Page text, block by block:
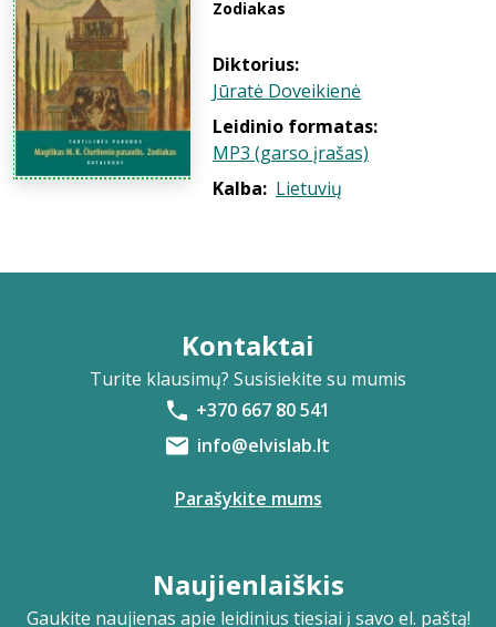
Zodiakas
Diktorius:
Jūratė Doveikienė
Leidinio formatas:
MP3 (garso įrašas)
Kalba: Lietuvių
Kontaktai
Turite klausimų? Susisiekite su mumis
+370 667 80 541
info@elvislab.lt
Parašykite mums
Naujienlaiškis
Gaukite naujienas apie leidinius tiesiai į savo el. paštą!